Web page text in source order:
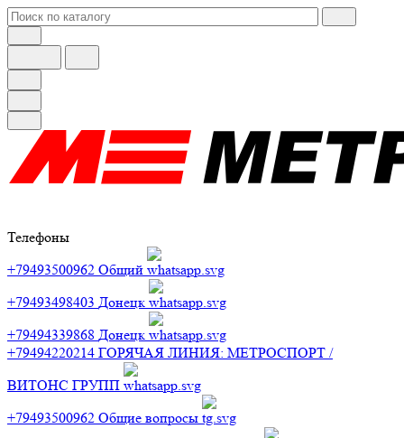
Телефоны
+79493500962 Общий
+79493498403 Донецк
+79494339868 Донецк
+79494220214 ГОРЯЧАЯ ЛИНИЯ: МЕТРОСПОРТ /
ВИТОНС ГРУПП
+79493500962 Общие вопросы